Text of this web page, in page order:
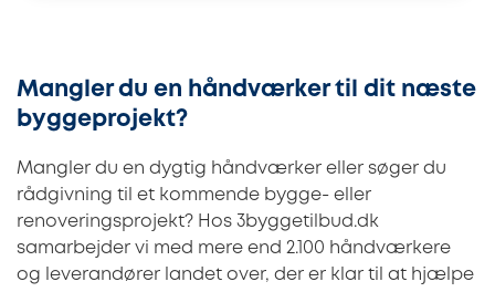
Mangler du en håndværker til dit næste
byggeprojekt?
Mangler du en dygtig håndværker eller søger du
rådgivning til et kommende bygge- eller
renoveringsprojekt? Hos 3byggetilbud.dk
samarbejder vi med mere end 2.100 håndværkere
og leverandører landet over, der er klar til at hjælpe